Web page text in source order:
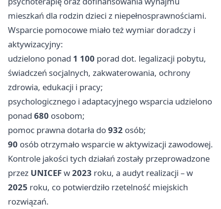
mieszkań dla rodzin dzieci z niepełnosprawnościami.
Wsparcie pomocowe miało też wymiar doradczy i
aktywizacyjny:
udzielono ponad 1 100 porad dot. legalizacji pobytu,
świadczeń socjalnych, zakwaterowania, ochrony
zdrowia, edukacji i pracy;
psychologicznego i adaptacyjnego wsparcia udzielono
ponad 680 osobom;
pomoc prawna dotarła do932 osób;
90 osób otrzymało wsparcie w aktywizacji zawodowej.
Kontrole jakości tych działań zostały przeprowadzone
przez UNICEFw2023 roku, a audyt realizacji – w
2025 roku, co potwierdziło rzetelność miejskich
rozwiązań.